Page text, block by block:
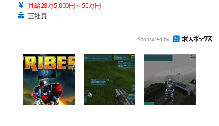
月給28万5,000円～50万円
正社員
Sponsored by